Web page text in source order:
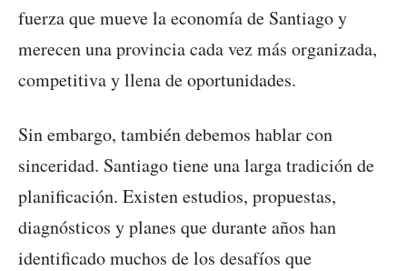
fuerza que mueve la economía de Santiago y
merecen una provincia cada vez más organizada,
competitiva y llena de oportunidades.
Sin embargo, también debemos hablar con
sinceridad. Santiago tiene una larga tradición de
planificación. Existen estudios, propuestas,
diagnósticos y planes que durante años han
identificado muchos de los desafíos que